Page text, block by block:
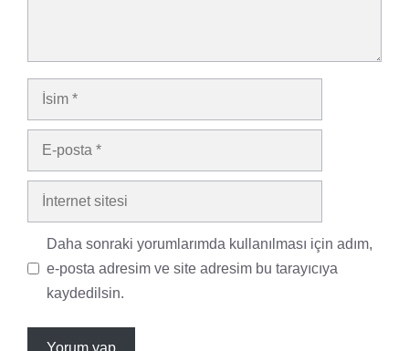
İsim
İnternet
Daha sonraki yorumlarımda kullanılması için adım,
e-posta adresim ve site adresim bu tarayıcıya
kaydedilsin.